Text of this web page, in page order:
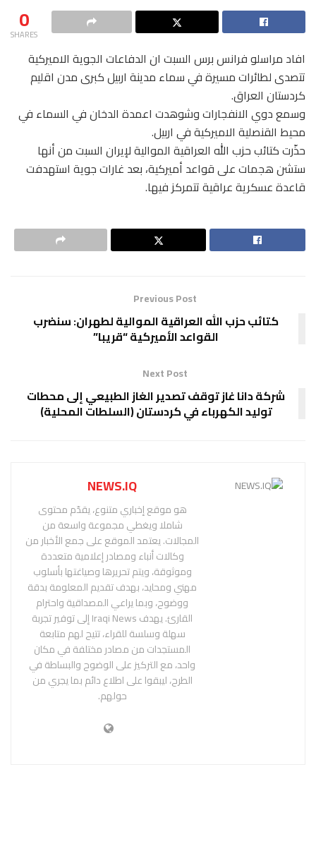
0
SHARES
افاد مراسلو فرانس برس السبت ان الدفاعات الجوية الاميركية
تتصدى لطائرات مسيرة في سماء مدينة اربيل كبرى مدن اقليم
كردستان العراق.
وسمع دوي الانفجارات وشوهدت اعمدة الدخان في السماء في
محيط القنصلية الاميركية في اربيل.
حذّرت كتائب حزب الله العراقية الموالية لإيران السبت من أنها
ستشن هجمات على قواعد أميركية، بعد غارات جوية استهدفت
قاعدة عسكرية عراقية تتمركز فيها.
Previous Post
كتائب حزب الله العراقية الموالية لطهران: سنضرب
القواعد الأميركية “قريبا”
Next Post
شركة دانا غاز توقف تصدير الغاز الطبيعي إلى محطات
توليد الكهرباء في كردستان (السلطات المحلية)
NEWS.IQ
هو موقع إخباري متنوع، يقدّم محتوى
شاملا ويغطي مجموعة واسعة من
المجالات. يعتمد الموقع على جمع الأخبار من
وكالات أنباء ومصادر إعلامية متعددة
وموثوقة، ويتم تحريرها وصياغتها بأسلوب
مهني ومحايد، بهدف تقديم المعلومة بدقة
ووضوح، وبما يراعي المصداقية واحترام
القارئ. يهدف Iraqi News إلى توفير تجربة
سهلة وسلسة للقراء، تتيح لهم متابعة
المستجدات من مصادر مختلفة في مكان
واحد، مع التركيز على الوضوح والبساطة في
الطرح، ليبقوا على اطلاع دائم بما يجري من
حولهم.